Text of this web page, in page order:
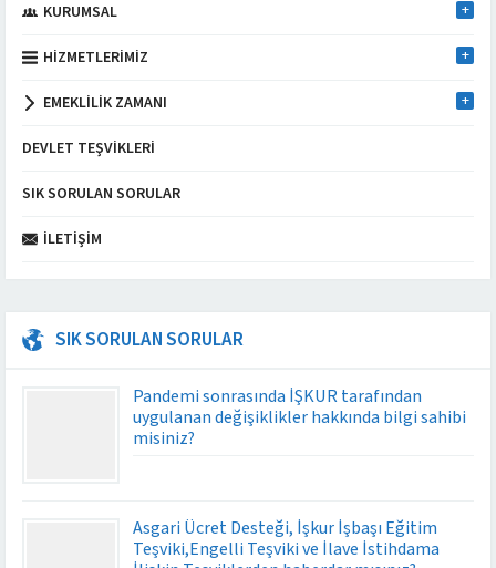
KURUMSAL
HIZMETLERIMIZ
EMEKLILIK ZAMANI
DEVLET TEŞVIKLERI
SIK SORULAN SORULAR
İLETIŞIM
SIK SORULAN SORULAR
Pandemi sonrasında İŞKUR tarafından
uygulanan değişiklikler hakkında bilgi sahibi
misiniz?
Asgari Ücret Desteği, İşkur İşbaşı Eğitim
Teşviki,Engelli Teşviki ve İlave İstihdama